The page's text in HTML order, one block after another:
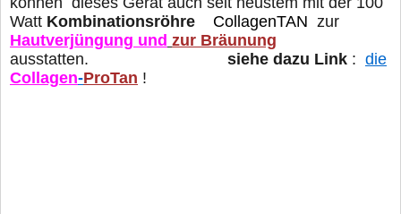
Watt Kombinationsröhre CollagenTAN zur
Hautverjüngung und zur Bräunung
ausstatten. siehe dazu Link : die
Collagen-ProTan !